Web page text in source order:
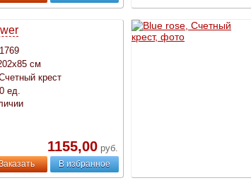
1769
см
крест
0 ед.
1155,00 руб.
В избранное